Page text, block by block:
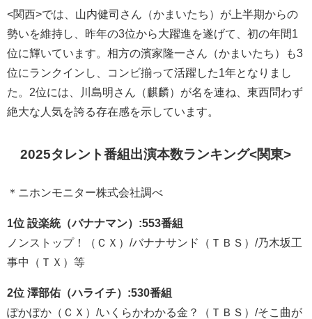
<関西>では、山内健司さん（かまいたち）が上半期からの
勢いを維持し、昨年の3位から大躍進を遂げて、初の年間1
位に輝いています。相方の濱家隆一さん（かまいたち）も3
位にランクインし、コンビ揃って活躍した1年となりまし
た。2位には、川島明さん（麒麟）が名を連ね、東西問わず
絶大な人気を誇る存在感を示しています。
2025タレント番組出演本数ランキング<関東>
＊ニホンモニター株式会社調べ
1位 設楽統（バナナマン）:553番組
ノンストップ！（ＣＸ）/バナナサンド（ＴＢＳ）/乃木坂工
事中（ＴＸ）等
2位 澤部佑（ハライチ）:530番組
ぽかぽか（ＣＸ）/いくらかわかる金？（ＴＢＳ）/そこ曲が